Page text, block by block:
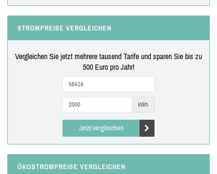
STROMPREISE VERGLEICHEN
Vergleichen Sie jetzt mehrere tausend Tarife und sparen Sie bis zu
500 Euro pro Jahr!
kWh
Jetzt vergleichen
ÖKOSTROMPREISE VERGLEICHEN